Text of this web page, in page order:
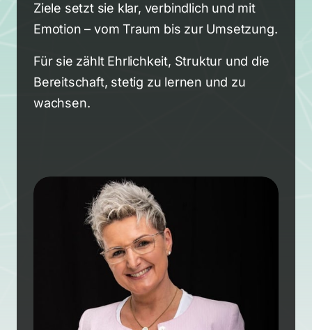
Ziele setzt sie klar, verbindlich und mit
Emotion – vom Traum bis zur Umsetzung.
Für sie zählt Ehrlichkeit, Struktur und die
Bereitschaft, stetig zu lernen und zu
wachsen.